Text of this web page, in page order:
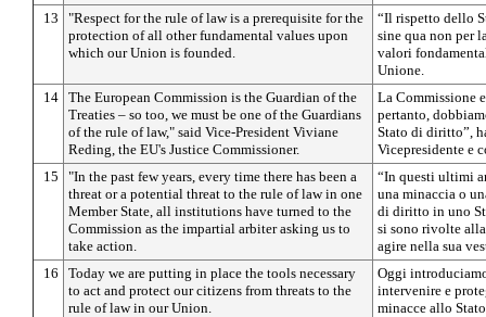
13
"Respect for the rule of law is a prerequisite for the
protection of all other fundamental values upon
which our Union is founded.
“Il rispetto dello
sine qua non per
valori
Unione.
14 The European Commission is the Guardian of the
Treaties – so too, we must be one of the Guardians
of the rule of law," said Vice-President Viviane
Reding, the EU's Justice Commissioner.
La Commissione
pertanto,
Stato di diritto”,
Vicepresidente e
15
"In the past few years, every time there has been a
threat or a potential threat to the rule of law in one
Member State, all institutions have turned to the
Commission as the impartial arbiter asking us to
take action.
“In questi ultimi
una minaccia o
di diritto in uno
si sono rivolte
agire nella sua
16
Today we are putting in place the tools necessary
to act and protect our citizens from threats to the
rule of law in our Union.
Oggi
intervenire e
minacce allo